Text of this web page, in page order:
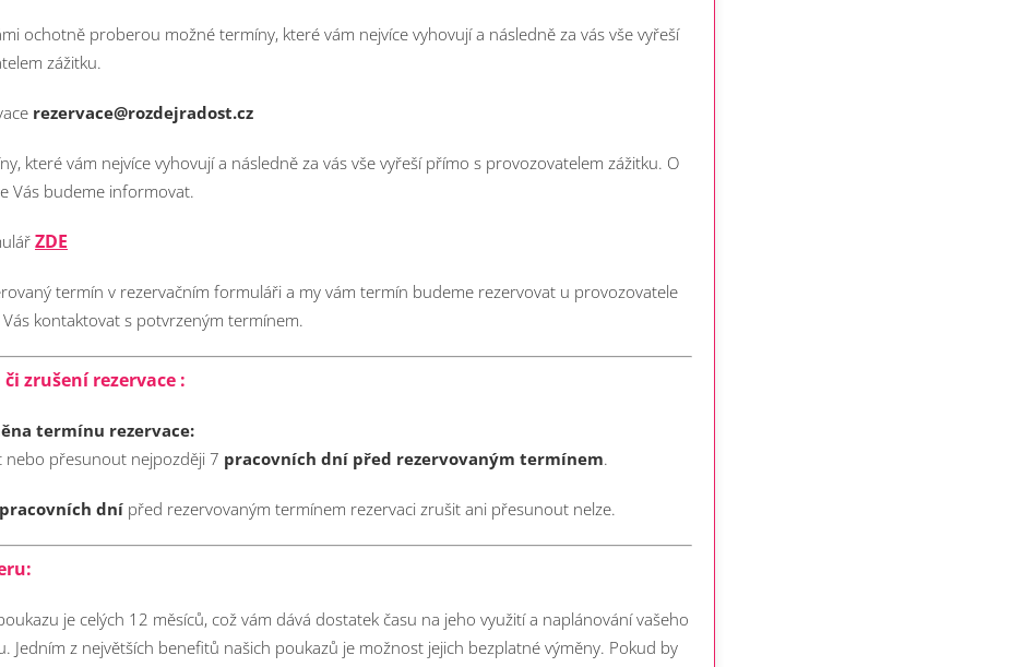
ochotně proberou možné termíny, které vám nejvíce vyhovují a následně za vás vše vyřeší
zážitku.
rezervace@rozdejradost.cz
které vám nejvíce vyhovují a následně za vás vše vyřeší přímo s provozovatelem zážitku. O
Vás budeme informovat.
ZDE
termín v rezervačním formuláři a my vám termín budeme rezervovat u provozovatele
kontaktovat s potvrzeným termínem.
zrušení rezervace :
termínu rezervace:
nebo přesunout nejpozději 7 pracovních dní před rezervovaným termínem.
pracovních dní před rezervovaným termínem rezervaci zrušit ani přesunout nelze.
je celých 12 měsíců, což vám dává dostatek času na jeho využití a naplánování vašeho
Jedním z největších benefitů našich poukazů je možnost jejich bezplatné výměny. Pokud by